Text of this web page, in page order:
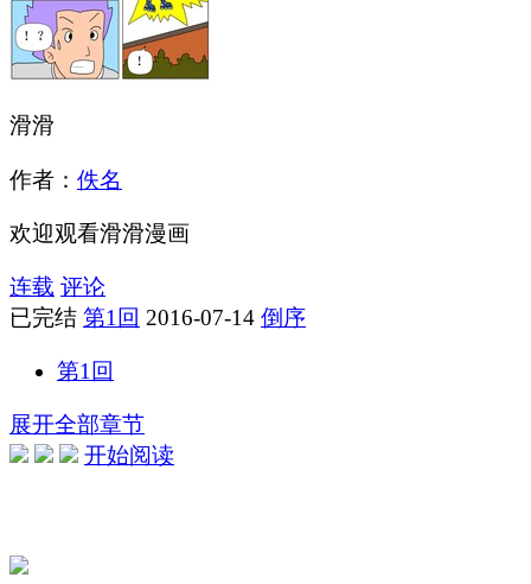
滑滑
作者： 佚名
欢迎观看滑滑漫画
连载 评论
已完结 第1回 2016-07-14 倒序
第1回
展开全部章节
开始阅读